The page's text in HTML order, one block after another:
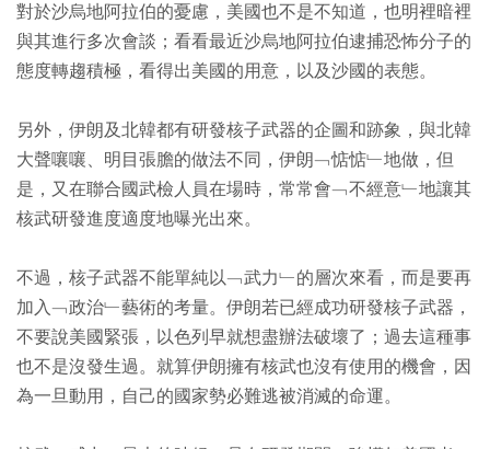
對於沙烏地阿拉伯的憂慮，美國也不是不知道，也明裡暗裡
與其進行多次會談；看看最近沙烏地阿拉伯逮捕恐怖分子的
態度轉趨積極，看得出美國的用意，以及沙國的表態。
另外，伊朗及北韓都有研發核子武器的企圖和跡象，與北韓
大聲嚷嚷、明目張膽的做法不同，伊朗﹁惦惦﹂地做，但
是，又在聯合國武檢人員在場時，常常會﹁不經意﹂地讓其
核武研發進度適度地曝光出來。
不過，核子武器不能單純以﹁武力﹂的層次來看，而是要再
加入﹁政治﹂藝術的考量。伊朗若已經成功研發核子武器，
不要說美國緊張，以色列早就想盡辦法破壞了；過去這種事
也不是沒發生過。就算伊朗擁有核武也沒有使用的機會，因
為一旦動用，自己的國家勢必難逃被消滅的命運。